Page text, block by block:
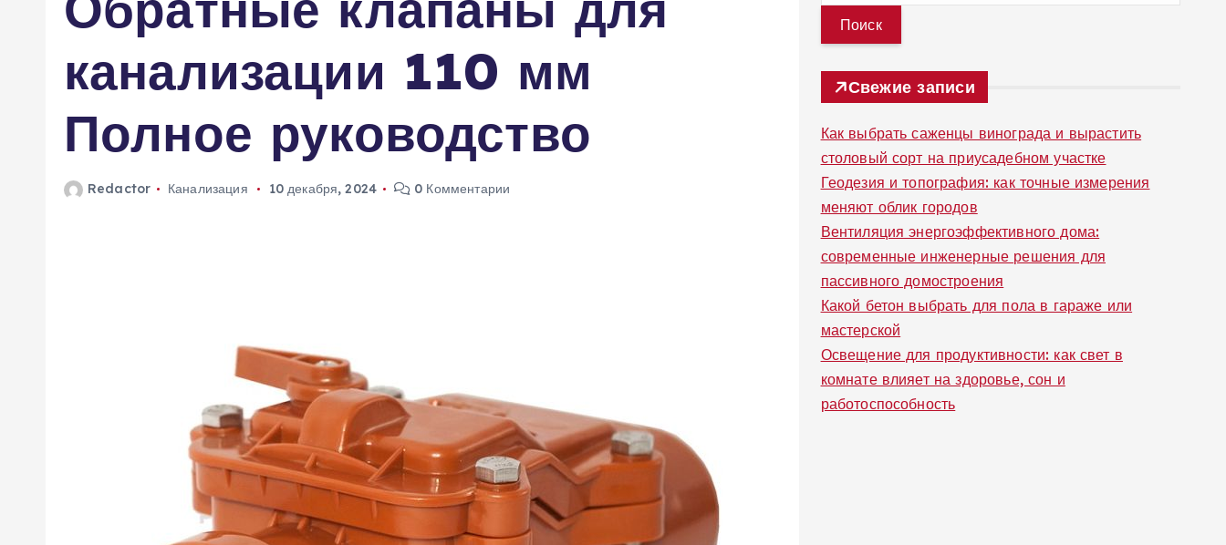
канализации 110 мм
Полное руководство
Redactor Канализация 10 декабря, 2024 0 Комментарии
т
и
Свежие записи
Как выбрать саженцы винограда и вырастить
столовый сорт на приусадебном участке
Геодезия и топография: как точные измерения
меняют облик городов
Вентиляция энергоэффективного дома:
современные инженерные решения для
пассивного домостроения
Какой бетон выбрать для пола в гараже или
мастерской
Освещение для продуктивности: как свет в
комнате влияет на здоровье, сон и
работоспособность